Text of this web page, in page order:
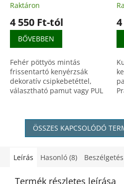
vagy PUL béléssel
Raktáron
4 550 Ft-tól
BŐVEBBEN
Fehér pöttyös mintás
frissentartó kenyérzsák
dekoratív csipkebetéttel,
választható pamut vagy PUL
kenyér és pékáruk...
ÖSSZES KAPCSOLÓDÓ
Leírás Hasonló (8) Beszélgetés
Termék részletes leírása